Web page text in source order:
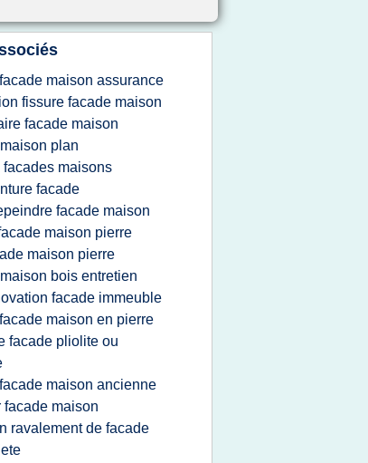
maison assurance
fissure facade maison
facade maison
plan
facades maisons
facade
facade maison
maison pierre
maison pierre
bois entretien
facade immeuble
maison en pierre
facade pliolite ou
maison ancienne
facade maison
ravalement de facade